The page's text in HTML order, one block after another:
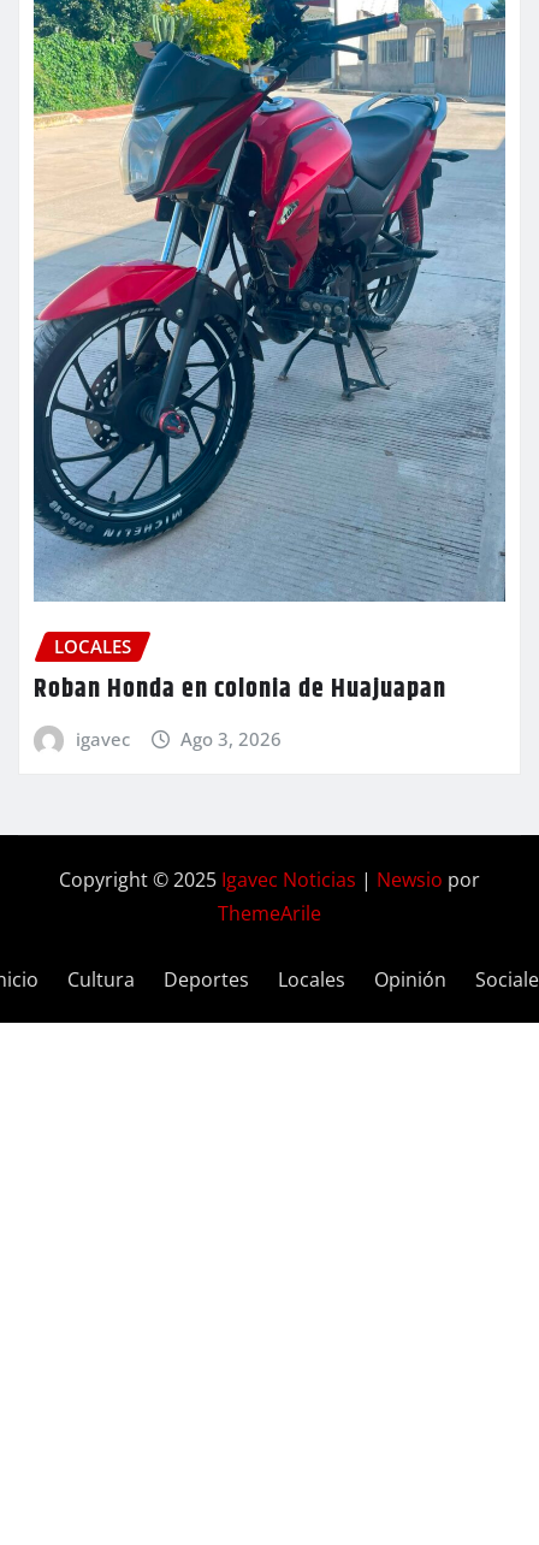
LOCALES
Roban Honda en colonia de Huajuapan
igavec Ago 3, 2026
Copyright © 2025 Igavec Noticias | Newsio por
ThemeArile
Cultura Deportes Locales Opinión